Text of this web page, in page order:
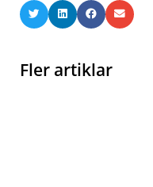
Fler artiklar